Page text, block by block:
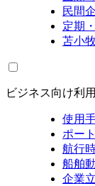
民間
定期
苫小
ビジネス向け利
使用
ポー
航行
船舶
企業